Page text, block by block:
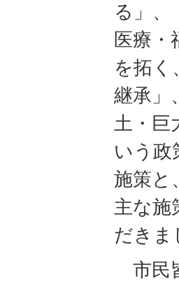
る」、
医療・
を拓く
継承」
土・巨
いう政
施策と
主な施
だきま
市民